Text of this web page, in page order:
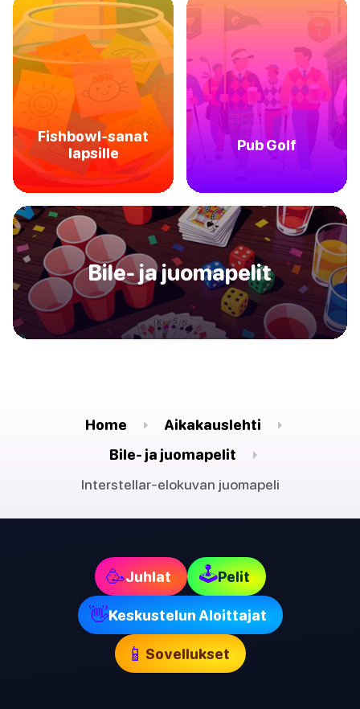
Fishbowl-sanat
lapsille
Pub Golf
Bile- ja juomapelit
Home
Aikakauslehti
Bile- ja juomapelit
Interstellar-elokuvan juomapeli
🥳Juhlat 🕹Pelit
👋Keskustelun Aloittajat
📱 Sovellukset